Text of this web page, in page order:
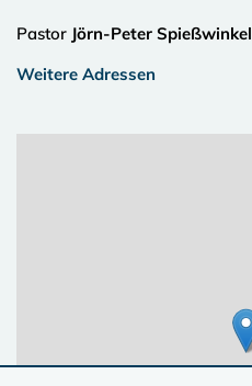
Pastor Jörn-Peter Spießwinkel
Weitere Adressen